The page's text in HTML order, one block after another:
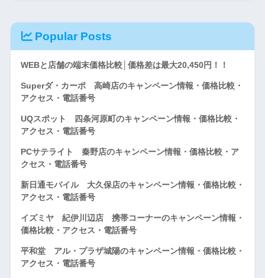
Popular Posts
WEBと店舗の端末価格比較│価格差は最大20,450円！！
Superダ・カーポ 高崎店のキャンペーン情報・価格比較・
アクセス・電話番号
UQスポット 四条河原町のキャンペーン情報・価格比較・
アクセス・電話番号
PCサテライト 秦野店のキャンペーン情報・価格比較・ア
クセス・電話番号
新日通モバイル 大久保店のキャンペーン情報・価格比較・
アクセス・電話番号
イズミヤ 紀伊川辺店 携帯コーナーのキャンペーン情報・
価格比較・アクセス・電話番号
平和堂 アル・プラザ城陽のキャンペーン情報・価格比較・
アクセス・電話番号